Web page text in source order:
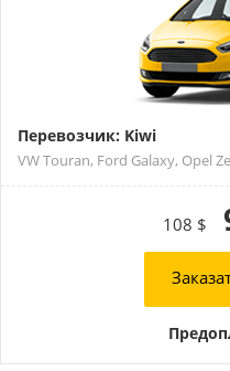
Перевозчик: Kiwi
VW Touran, Ford Galaxy, Opel
108 $